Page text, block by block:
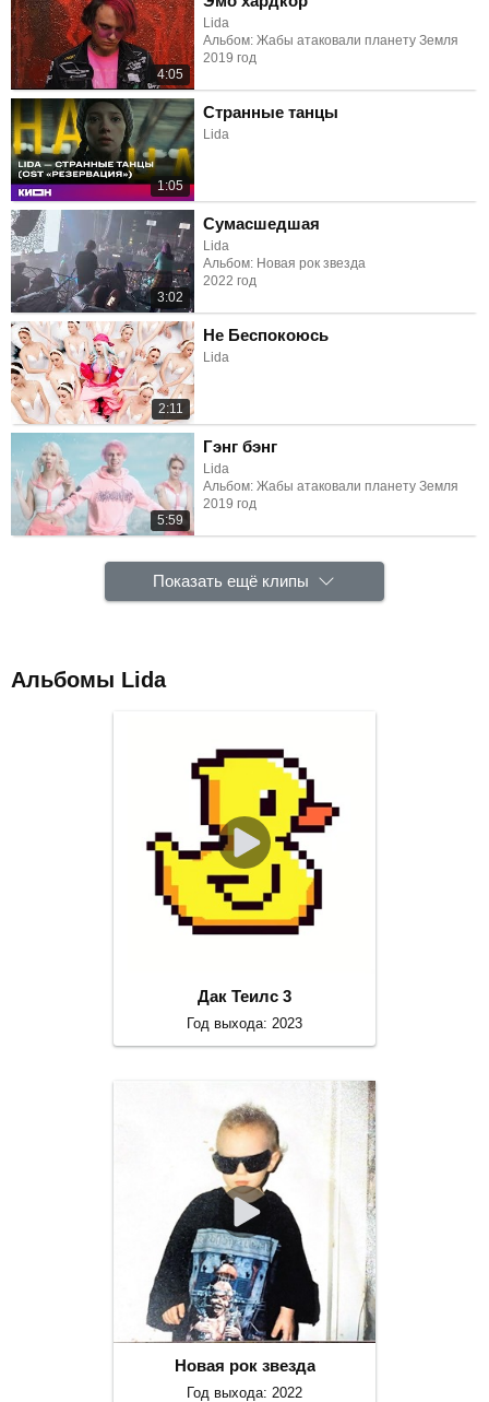
4:05
Lida
Альбом: Жабы атаковали планету Земля
2019 год
1:05
Странные танцы
Lida
3:02
Сумасшедшая
Lida
Альбом: Новая рок звезда
2022 год
2:11
Не Беспокоюсь
Lida
5:59
Гэнг бэнг
Lida
Альбом: Жабы атаковали планету Земля
2019 год
Показать ещё клипы
Альбомы Lida
Дак Теилс 3
Год выхода: 2023
Новая рок звезда
Год выхода: 2022